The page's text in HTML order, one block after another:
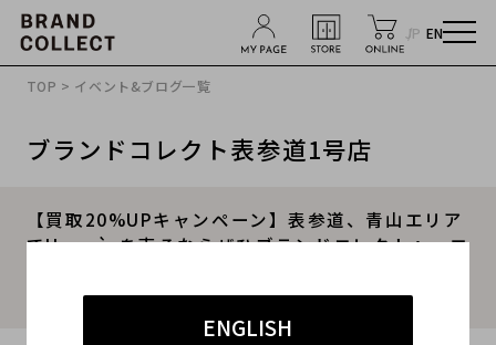
JP EN
ENGLISH
TOP > イベント&ブログ一覧
ブランドコレクト表参道1号店
【買取20%UPキャンペーン】表参道、青山エリア
でHermèsを売るならぜひブランドコレクトへ。エ